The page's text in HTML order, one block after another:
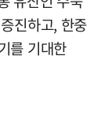
진하고, 한중
를 기대한